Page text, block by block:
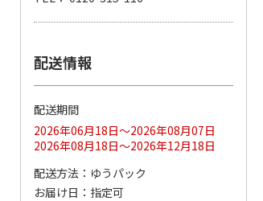
ドジャース 大谷翔
平 日本人最多53試
合連続出塁記念 シ
ル…
17,000円
(送料・税込)
谷翔平 2026 NL 3・
4月投手…
配送情報
配送期間
2026年06月18日～2026年08月07日
2026年08月18日～2026年12月18日
配送方法
ゆうパック
お届け日
指定可